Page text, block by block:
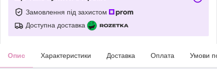
Замовлення під захистом
Доступна доставка
Опис Характеристики Доставка Оплата Умови